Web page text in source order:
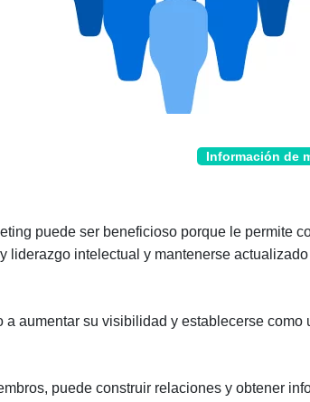
Información de
puede ser beneficioso porque le permite
liderazgo intelectual y mantenerse
aumentar su visibilidad y establecerse como
puede construir relaciones y obtener